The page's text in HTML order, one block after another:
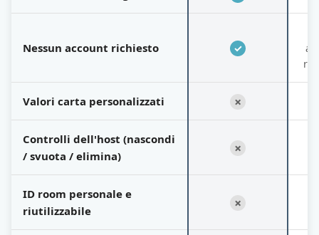
Nessun account richiesto ✓
Valori carta personalizzati ✗
Controlli dell'host (nascondi
/ svuota / elimina)
✗
ID room personale e
riutilizzabile
✗